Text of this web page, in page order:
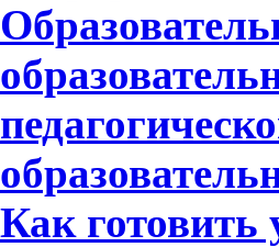
Как